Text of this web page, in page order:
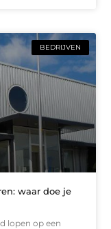
BEDRIJVEN
waar doe je
lopen op een